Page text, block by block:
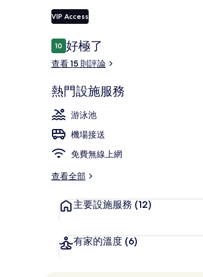
VIP Access
評
論
1010 分，滿分 10 分，
好極了
查看 15 則評論
熱門設施服務
游泳池
機場接送
免費無線上網
查看全部
主要設施服務 (12)
有家的溫度 (6)